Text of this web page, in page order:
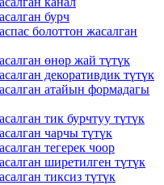
бурч
болоттон жасалган
өнөр жай түтүк
декоративдик түтүк
атайын формадагы
тик бурчтуу түтүк
чарчы түтүк
тегерек чоор
ширетилген түтүк
тиксиз түтүк